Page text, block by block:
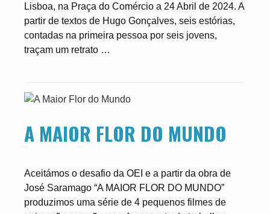
Lisboa, na Praça do Comércio a 24 Abril de 2024. A
partir de textos de Hugo Gonçalves, seis estórias,
contadas na primeira pessoa por seis jovens,
traçam um retrato …
A MAIOR FLOR DO MUNDO
Aceitámos o desafio da OEI e a partir da obra de
José Saramago “A MAIOR FLOR DO MUNDO”
produzimos uma série de 4 pequenos filmes de